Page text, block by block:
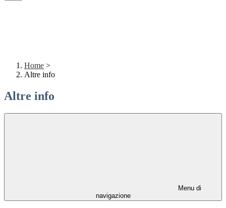
Home >
Altre info
Altre info
Menu di
navigazione